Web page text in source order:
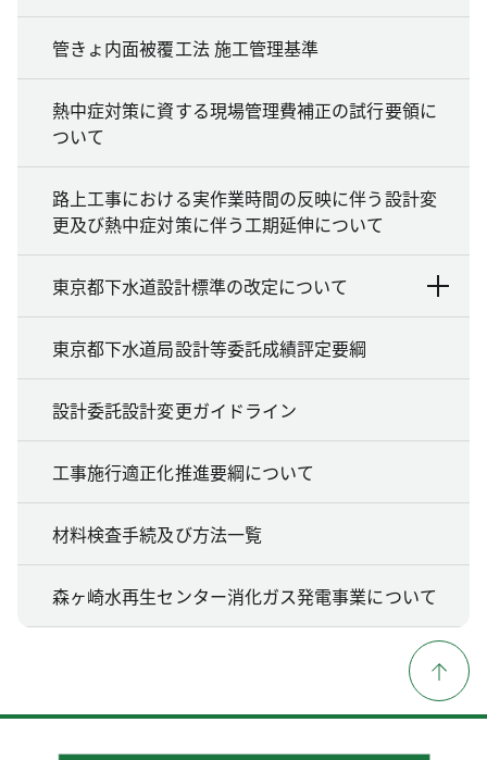
管きょ内面被覆工法 施工管理基準
熱中症対策に資する現場管理費補正の試行要領に
ついて
路上工事における実作業時間の反映に伴う設計変
更及び熱中症対策に伴う工期延伸について
東京都下水道設計標準の改定について
東京都下水道局設計等委託成績評定要綱
設計委託設計変更ガイドライン
工事施行適正化推進要綱について
材料検査手続及び方法一覧
森ヶ崎水再生センター消化ガス発電事業について